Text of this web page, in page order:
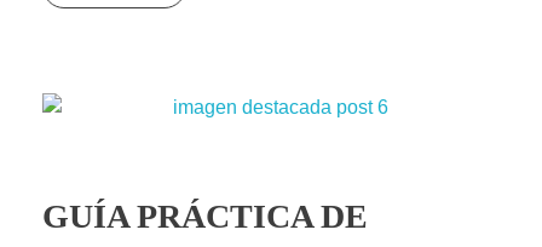
GUÍA PRÁCTICA DE